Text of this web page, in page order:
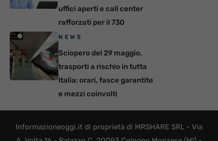
uffici aperti e call center
rafforzati per il 730
NEWS
Sciopero del 29 maggio,
trasporti a rischio in tutta
Italia: orari, fasce garantite
e mezzi coinvolti
Informazioneoggi.it di proprietà di MRSHARE SRL - Via